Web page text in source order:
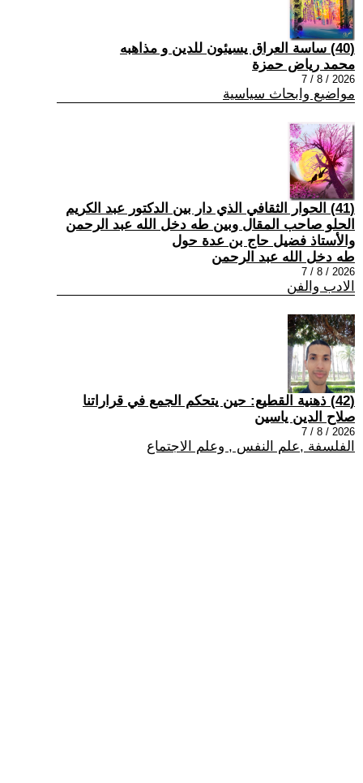
(40) ساسة العراق يسيئون للدين و مذاهبه
محمد رياض حمزة
2026 / 8 / 7
مواضيع وابحاث سياسية
(41) الحوار الثقافي الذي دار بين الدكتور عبد الكريم
الحلو صاحب المقال وبين طه دخل الله عبد الرحمن
والأستاذ فضيل حاج بن عدة حول
طه دخل الله عبد الرحمن
2026 / 8 / 7
الادب والفن
(42) ذهنية القطيع: حين يتحكم الجمع في قراراتنا
صلاح الدين ياسين
2026 / 8 / 7
الفلسفة ,علم النفس , وعلم الاجتماع